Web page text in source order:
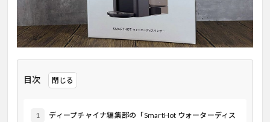
目次
1
ディープチャイナ編集部の「SmartHot ウォーターディス